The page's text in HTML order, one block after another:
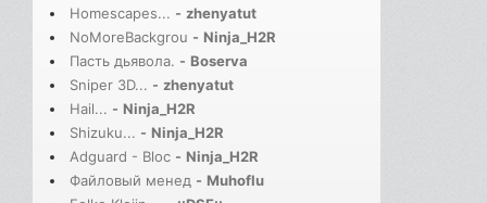
Homescapes... - zhenyatut
NoMoreBackgrou - Ninja_H2R
Пасть дьявола. - Boserva
Sniper 3D... - zhenyatut
Hail... - Ninja_H2R
Shizuku... - Ninja_H2R
Adguard - Bloc - Ninja_H2R
Файловый менед - Muhoflu